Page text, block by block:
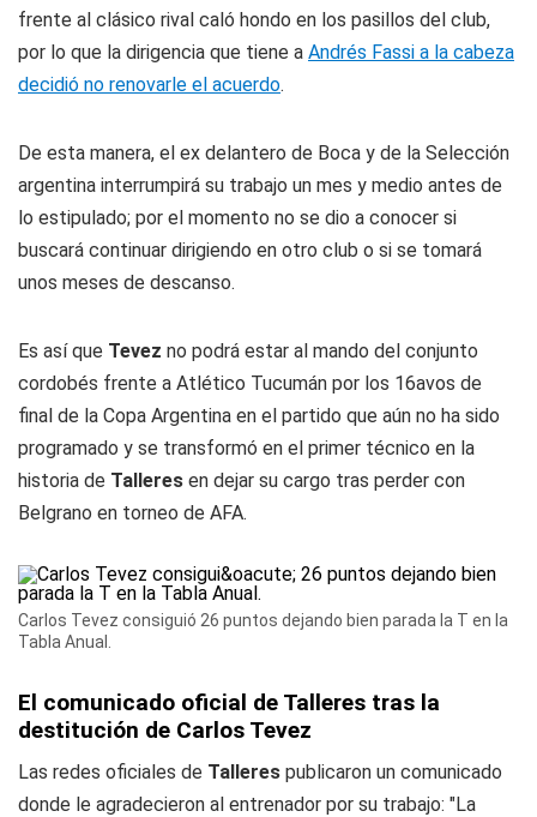
frente al clásico rival caló hondo en los pasillos del club,
por lo que la dirigencia que tiene a Andrés Fassi a la cabeza
decidió no renovarle el acuerdo.
De esta manera, el ex delantero de Boca y de la Selección
argentina interrumpirá su trabajo un mes y medio antes de
lo estipulado; por el momento no se dio a conocer si
buscará continuar dirigiendo en otro club o si se tomará
unos meses de descanso.
Es así que Tevez no podrá estar al mando del conjunto
cordobés frente a Atlético Tucumán por los 16avos de
final de la Copa Argentina en el partido que aún no ha sido
programado y se transformó en el primer técnico en la
historia de Talleres en dejar su cargo tras perder con
Belgrano en torneo de AFA.
Carlos Tevez consiguió 26 puntos dejando bien parada la T en la
Tabla Anual.
El comunicado oficial de Talleres tras la
destitución de Carlos Tevez
Las redes oficiales de Talleres publicaron un comunicado
donde le agradecieron al entrenador por su trabajo: "La